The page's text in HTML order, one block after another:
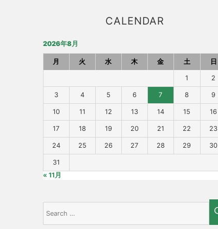
CALENDAR
2026年8月
月 火 水 木 金 土 日
1 2
3 4 5 6 7 8 9
10 11 12 13 14 15 16
17 18 19 20 21 22 23
24 25 26 27 28 29 30
31
« 11月
Search
for: